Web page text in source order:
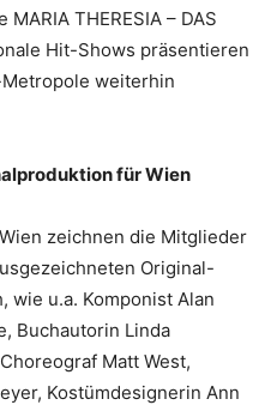
THERESIA – DAS
Hit-Shows präsentieren
weiterhin
für Wien
zeichnen die Mitglieder
Original-
wie u.a. Komponist Alan
Buchautorin Linda
Matt West,
Kostümdesignerin Ann